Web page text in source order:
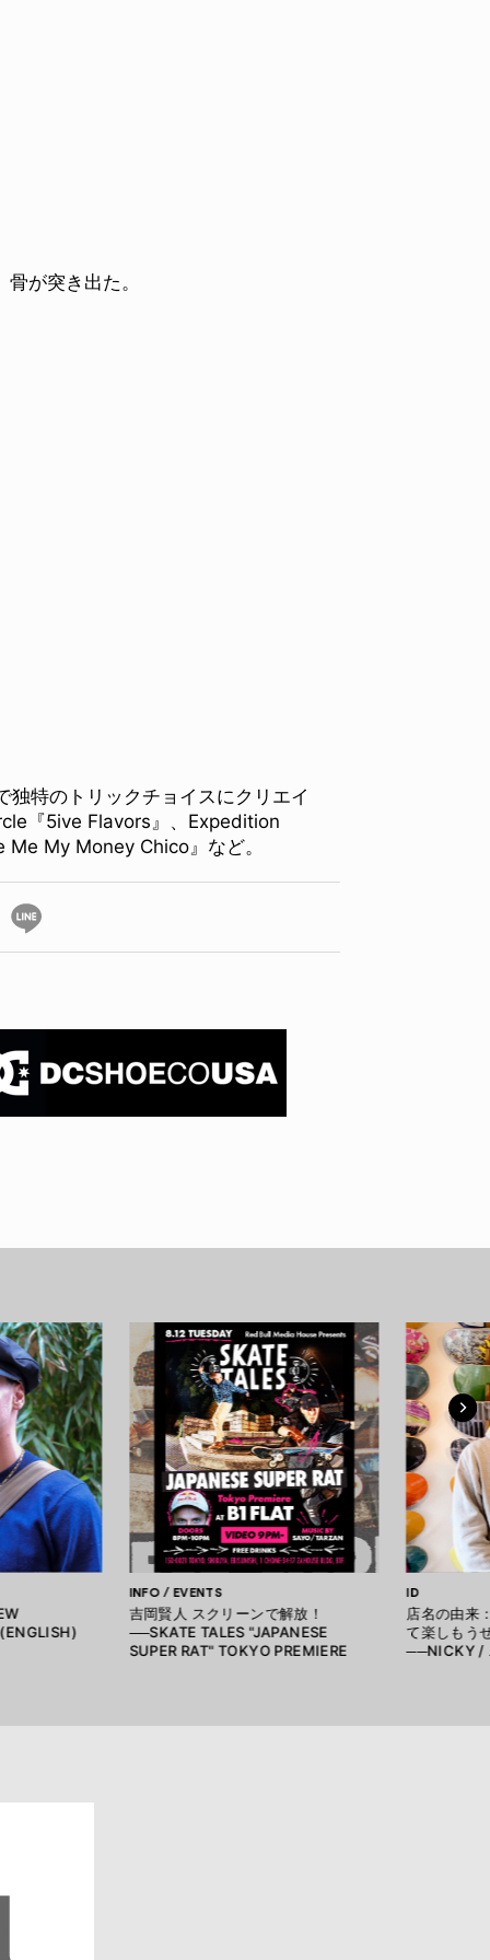
が突き出た。
独特のトリックチョイスにクリエイ
『5ive Flavors』、Expedition
My Money Chico』など。
INFO / EVENTS
吉岡賢人 スクリーンで解放！
──SKATE TALES "JAPANESE
SUPER RAT" TOKYO PREMIERE
ID
店名の由来
て楽しもう
──NICKY /